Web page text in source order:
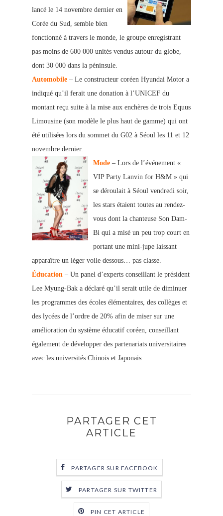
lancé le 14 novembre dernier en
Corée du Sud, semble bien
fonctionné à travers le monde, le groupe enregistrant
pas moins de 600 000 unités vendus autour du globe,
dont 30 000 dans la péninsule.
Automobile – Le constructeur coréen Hyundai Motor a
indiqué qu’il ferait une donation à l’UNICEF du
montant reçu suite à la mise aux enchères de trois Equus
Limousine (son modèle le plus haut de gamme) qui ont
été utilisées lors du sommet du G02 à Séoul les 11 et 12
novembre dernier.
Mode – Lors de l’événement «
VIP Party Lanvin for H&M » qui
se déroulait à Séoul vendredi soir,
les stars étaient toutes au rendez-
vous dont la chanteuse Son Dam-
Bi qui a misé un peu trop court en
portant une mini-jupe laissant
apparaître un léger voile dessous… pas classe.
Éducation – Un panel d’experts conseillant le président
Lee Myung-Bak a déclaré qu’il serait utile de diminuer
les programmes des écoles élémentaires, des collèges et
des lycées de l’ordre de 20% afin de miser sur une
amélioration du système éducatif coréen, conseillant
également de développer des partenariats universitaires
avec les universités Chinois et Japonais.
PARTAGER CET
ARTICLE
PARTAGER SUR FACEBOOK
PARTAGER SUR TWITTER
PIN CET ARTICLE